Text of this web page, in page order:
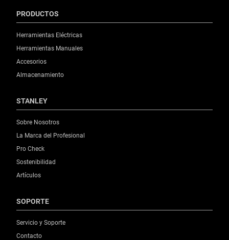
PRODUCTOS
Herramientas Eléctricas
Herramientas Manuales
Accesorios
Almacenamiento
STANLEY
Sobre Nosotros
La Marca del Profesional
Pro Check
Sostenibilidad
Artículos
SOPORTE
Servicio y Soporte
Contacto